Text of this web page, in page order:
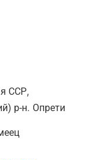
ССР,
р-н. Опрети